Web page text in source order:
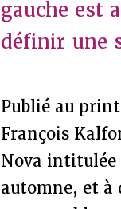
gauche est
définir une
Publié au
François
Nova intitulée
automne, et à